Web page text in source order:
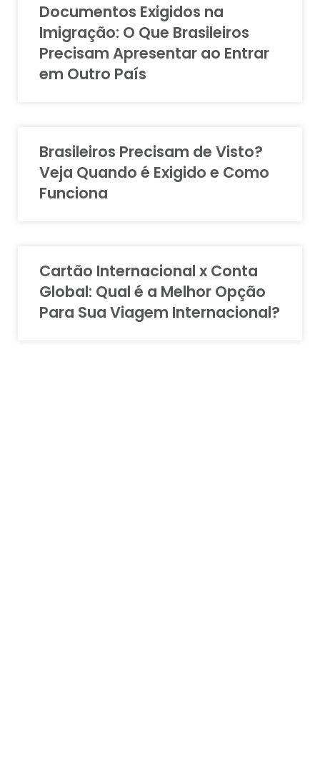
Documentos Exigidos na
Imigração: O Que Brasileiros
Precisam Apresentar ao Entrar
em Outro País
Brasileiros Precisam de Visto?
Veja Quando é Exigido e Como
Funciona
Cartão Internacional x Conta
Global: Qual é a Melhor Opção
Para Sua Viagem Internacional?